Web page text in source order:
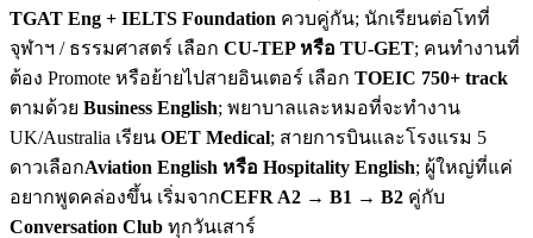
TGAT Eng + IELTS Foundation ควบคู่กัน; นักเรียนต่อโทที่
จุฬาฯ / ธรรมศาสตร์ เลือก CU-TEP หรือ TU-GET; คนทำงานที่
ต้อง Promote หรือย้ายไปสายอินเตอร์ เลือก TOEIC 750+ track
ตามด้วย Business English; พยาบาลและหมอที่จะทำงาน
UK/Australia เรียน OET Medical; สายการบินและโรงแรม 5
ดาวเลือกAviation English หรือ Hospitality English; ผู้ใหญ่ที่แค่
อยากพูดคล่องขึ้น เริ่มจากCEFR A2 → B1 → B2 คู่กับ
Conversation Club ทุกวันเสาร์